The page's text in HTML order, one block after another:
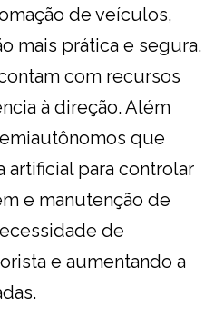
de veículos,
mais prática e segura.
com recursos
à direção. Além
que
para controlar
e manutenção de
de
e aumentando a